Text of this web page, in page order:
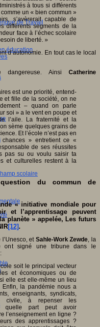
de Travail
éducation
scolaire
à tous si différents
un « bien commun »
s’avèrerait capable de
différents segments de la
face à l’échec scolaire
de liberté. »
d’autonomie. En tout cas le local
dangereuse. Ainsi Catherine
est une priorité, entend-
et fille de la société, on ne
– quand on parle
soi » a le vent en poupe et
l’aile. La fraternité et la
sème quelques grains de
Et l’école n’est pas en
» entretient ce «
de ses réussites
pas su ou voulu saisir ta
et culturelles restent à la
du commun de
« initiative mondiale pour
et l’apprentissage peuvent
planète » appelée, Les futurs
[12] .
et Sahle-Work Zewde, la
ont signé une tribune dans le
soit le principal vecteur
et économiques ou de
elle est elle-même un lieu
la pandémie nous a
enseignants, syndicats,
civile, à repenser les
: quelle part peut avoir
l’enseignement en ligne ?
des apprentissages ?